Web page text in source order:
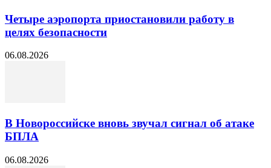
Четыре аэропорта приостановили работу в
целях безопасности
06.08.2026
В Новороссийске вновь звучал сигнал об атаке
БПЛА
06.08.2026